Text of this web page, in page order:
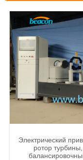
Испытательный
Тестер
Инструменты
Детали дизельного
Рабочий стол
Балансировочная
Электрический
ротор